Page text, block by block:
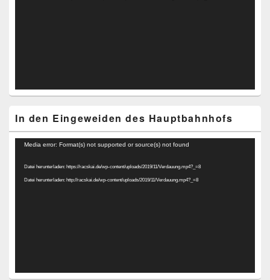
In den Eingeweiden des Hauptbahnhofs
Video-
Media error: Format(s) not supported or source(s) not found
Datei herunterladen: https://racskai.de/wp-content/uploads/2019/11/Verdauung.mp4?_=8
Datei herunterladen: http://racskai.de/wp-content/uploads/2019/11/Verdauung.mp4?_=8